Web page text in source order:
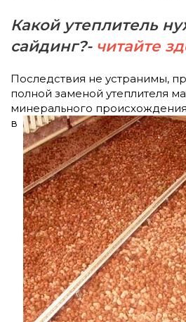
Какой утеплитель
сайдинг?- читайте
Последствия не устранимы,
полной заменой утеплителя
минерального
в